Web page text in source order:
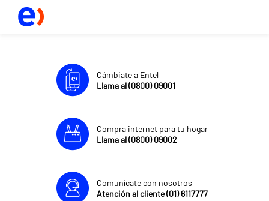
Cámbiate a Entel
Llama al (0800) 09001
Compra internet para tu hogar
Llama al (0800) 09002
Comunícate con nosotros
Atención al cliente (01) 6117777